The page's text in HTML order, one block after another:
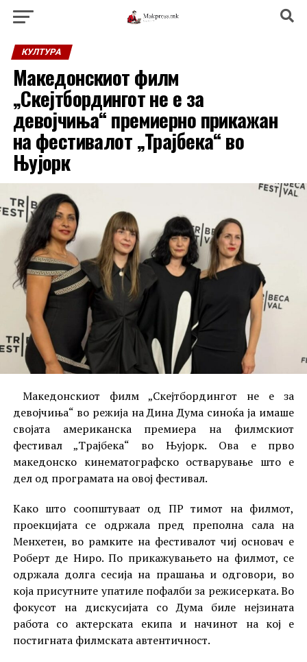
КУЛТУРА
Македонскиот филм
„Скејтбордингот не е за
девојчиња“ премиерно прикажан
на фестивалот „Трајбека“ во
Њујорк
Македонскиот филм „Скејтбордингот не е за
девојчиња“ во режија на Дина Дума синоќа ја имаше
својата американска премиера на филмскиот
фестивал „Трајбека“ во Њујорк. Ова е прво
македонско кинематографско остварување што е
дел од програмата на овој фестивал.
Како што соопштуваат од ПР тимот на филмот,
проекцијата се одржала пред преполна сала на
Менхетен, во рамките на фестивалот чиј основач е
Роберт де Ниро. По прикажувањето на филмот, се
одржала долга сесија на прашања и одговори, во
која присутните упатиле пофалби за режисерката. Во
фокусот на дискусијата со Дума биле нејзината
работа со актерската екипа и начинот на кој е
постигната филмската автентичност.